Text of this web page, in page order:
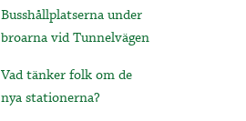
Busshållplatserna under
broarna vid Tunnelvägen
Vad tänker folk om de
nya stationerna?